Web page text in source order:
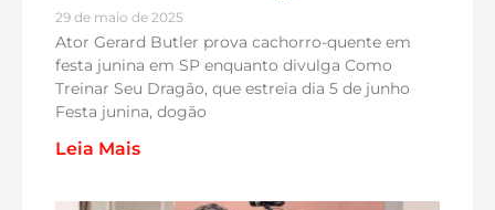
29 de maio de 2025
Ator Gerard Butler prova cachorro-quente em
festa junina em SP enquanto divulga Como
Treinar Seu Dragão, que estreia dia 5 de junho
Festa junina, dogão
Leia Mais